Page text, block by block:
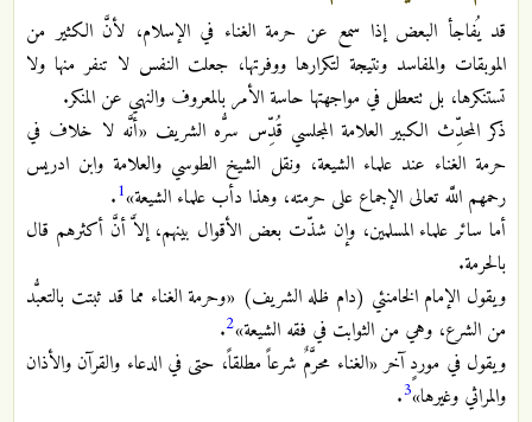
قد يُفاجأ البعض إذا سمع عن حرمة الغناء في الإسلام، لأنَّ الكثير من
الموبقات والمفاسد ونتيجة لتكرارها ووفرتها، جعلت النفس لا تنفر منها ولا
تستنكرها، بل تتعطل في مواجهتها حاسة الأمر بالمعروف والنهي عن المنكر.‏
ذكر المحدِّث الكبير العلامة المجلسي قُدِّس سرُّه الشريف «أنَّه لا خلاف في
حرمة الغناء عند علماء الشيعة، ونقل الشيخ الطوسي والعلامة وابن ادريس
رحمهم اللَّه تعالى الإجماع على حرمته، وهذا دأب علماء الشيعة»1
.‏
أما سائر علماء المسلمين، وإن شذّت بعض الأقوال بينهم، إلاَّ أنَّ أكثرهم قال
بالحرمة.‏
ويقول الإمام الخامنئي (دام ظله الشريف) «وحرمة الغناء مما قد ثبتت بالتعبُّد
من الشرع، وهي من الثوابت في فقه الشيعة»2
.‏
ويقول في موردٍ آخر «الغناء محرَّمٌ شرعاً مطلقاً، حتى في الدعاء والقرآن والأذان
والمراثي وغيرها»3
.‏